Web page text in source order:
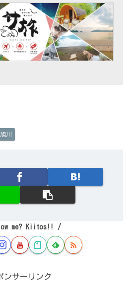
旭川
me? Kiitos!!
ンサーリンク